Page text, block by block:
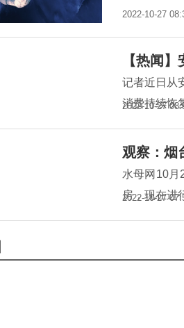
2022-10-27
【热闻
记者近日从
消费持续恢
2022-10-27
观察：烟
水母网10月
房，现在进
2022-10-27